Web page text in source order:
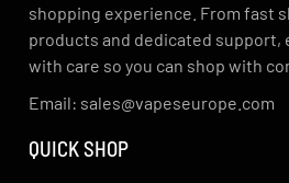
shopping experience. From fast
products and dedicated support,
with care so you can shop with
Email: sales@vapeseurope.com
QUICK SHOP